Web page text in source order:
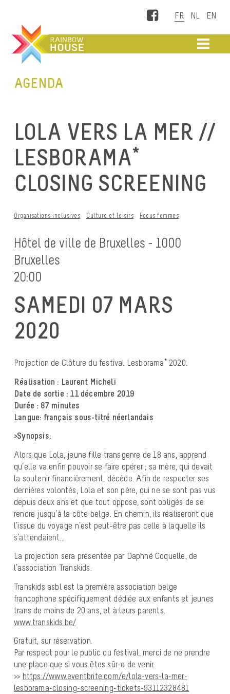
Facebook
AGENDA
LOLA VERS LA MER //
LESBORAMA*
CLOSING SCREENING
Organisations inclusives Culture et loisirs Focus femmes
Hôtel de ville de Bruxelles - 1000
Bruxelles
20:00
SAMEDI 07 MARS
2020
Projection de Clôture du festival Lesborama* 2020.
Réalisation : Laurent Micheli
Date de sortie : 11 décembre 2019
Durée : 87 minutes
Langue: français sous-titré néerlandais
>Synopsis:
Alors que Lola, jeune fille transgenre de 18 ans, apprend
qu’elle va enfin pouvoir se faire opérer ; sa mère, qui devait
la soutenir financièrement, décède. Afin de respecter ses
dernières volontés, Lola et son père, qui ne se sont pas vus
depuis deux ans et que tout oppose, sont obligés de se
rendre jusqu’à la côte belge. En chemin, ils réaliseront que
l’issue du voyage n’est peut-être pas celle à laquelle ils
s’attendaient…
La projection sera présentée par Daphné Coquelle, de
l’association Transkids.
Transkids asbl est la première association belge
francophone spécifiquement dédiée aux enfants et jeunes
trans de moins de 20 ans, et à leurs parents.
www.transkids.be/
Gratuit, sur réservation.
Par respect pour le public du festival, merci de ne prendre
une place que si vous êtes sûr-e de venir.
>> https://www.eventbrite.com/e/lola-vers-la-mer-
lesborama-closing-screening-tickets-93112328481